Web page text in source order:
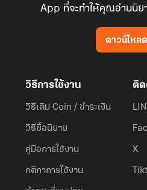
App ที่จะทำให้คุณอ่านนิย
ดาวน์โหล
วิธีการใช้งาน
วิธีเติม Coin / ชำระเงิน
วิธีซื้อนิยาย
คู่มือการใช้งาน
กติกาการใช้งาน
ติด
X